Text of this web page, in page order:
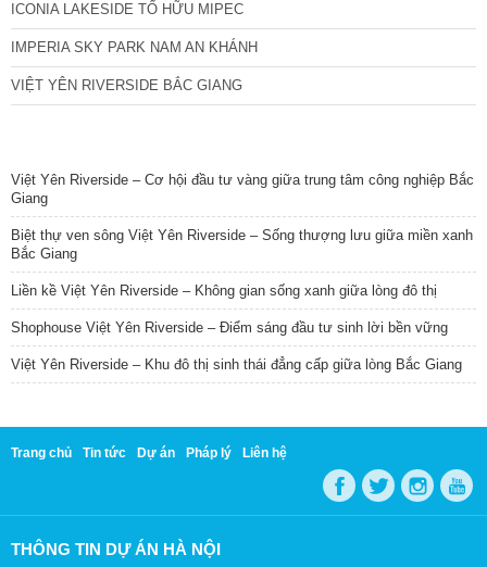
ICONIA LAKESIDE TỐ HỮU MIPEC
IMPERIA SKY PARK NAM AN KHÁNH
VIỆT YÊN RIVERSIDE BẮC GIANG
Việt Yên Riverside – Cơ hội đầu tư vàng giữa trung tâm công nghiệp Bắc
Giang
Biệt thự ven sông Việt Yên Riverside – Sống thượng lưu giữa miền xanh
Bắc Giang
Liền kề Việt Yên Riverside – Không gian sống xanh giữa lòng đô thị
Shophouse Việt Yên Riverside – Điểm sáng đầu tư sinh lời bền vững
Việt Yên Riverside – Khu đô thị sinh thái đẳng cấp giữa lòng Bắc Giang
Trang chủ Tin tức Dự án Pháp lý Liên hệ
THÔNG TIN DỰ ÁN HÀ NỘI